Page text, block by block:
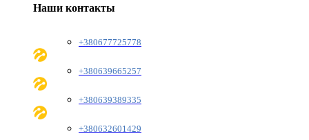
Наши контакты
+380677725778
+380639665257
+380639389335
+380632601429